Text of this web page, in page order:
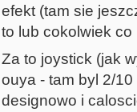
efekt (tam sie
to lub cokolwiek co
Za to joystick (jak
ouya - tam byl 2/
designowo i